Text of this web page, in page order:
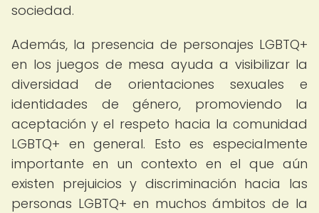
sociedad.
Además, la presencia de personajes LGBTQ+
en los juegos de mesa ayuda a visibilizar la
diversidad de orientaciones sexuales e
identidades de género, promoviendo la
aceptación y el respeto hacia la comunidad
LGBTQ+ en general. Esto es especialmente
importante en un contexto en el que aún
existen prejuicios y discriminación hacia las
personas LGBTQ+ en muchos ámbitos de la